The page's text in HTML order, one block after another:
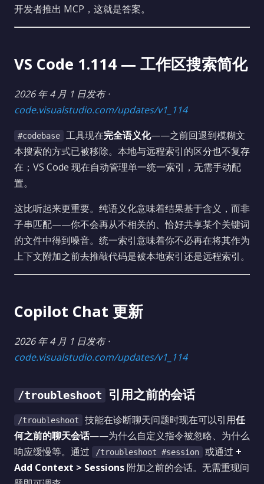
开发者推出 MCP，这就是答案。
VS Code 1.114 — 工作区搜索简化
2026 年 4 月 1 日发布 ·
code.visualstudio.com/updates/v1_114
#codebase 工具现在完全语义化——之前回退到模糊文
本搜索的方式已被移除。本地与远程索引的区分也不复存
在；VS Code 现在自动管理单一统一索引，无需手动配
置。
这比听起来更重要。纯语义化意味着结果基于含义，而非
子串匹配——你不会再从不相关的、恰好共享某个关键词
的文件中得到噪音。统一索引意味着你不必再在将其作为
上下文附加之前去推敲代码是被本地索引还是远程索引。
Copilot Chat 更新
2026 年 4 月 1 日发布 ·
code.visualstudio.com/updates/v1_114
/troubleshoot 引用之前的会话
/troubleshoot 技能在诊断聊天问题时现在可以引用任
何之前的聊天会话——为什么自定义指令被忽略、为什么
响应缓慢等。通过
/troubleshoot #session 或通过 +
Add Context > Sessions 附加之前的会话。无需重现问